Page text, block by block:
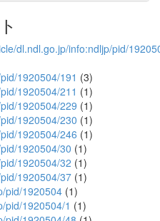
dl.ndl.go.jp/info:ndljp/pid/
1920504/191 (3)
1920504/211 (1)
1920504/229 (1)
1920504/230 (1)
1920504/246 (1)
1920504/30 (1)
1920504/32 (1)
1920504/37 (1)
pid/1920504 (1)
pid/1920504/1 (1)